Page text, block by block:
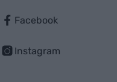
Facebook
Instagram